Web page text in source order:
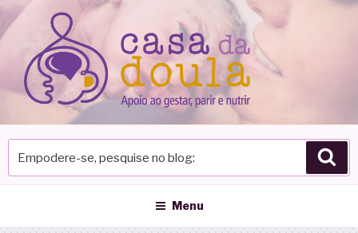
Pular
para
conteúdo
pesquise
blog
Menu